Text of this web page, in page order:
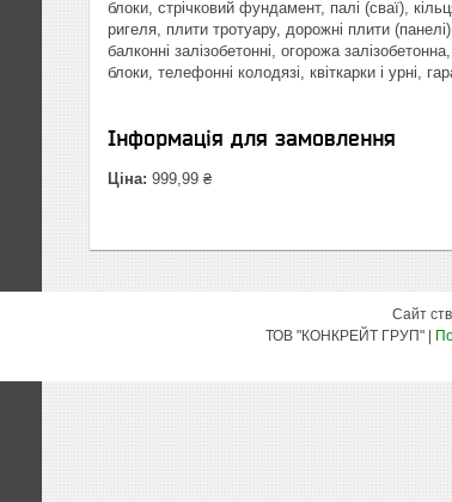
блоки, стрічковий фундамент, палі (сваї),
ригеля, плити тротуару, дорожні плити
балконні залізобетонні, огорожа
блоки, телефонні колодязі, квіткарки і урні,
Інформація для замовлення
Ціна: 999,99 ₴
Сайт